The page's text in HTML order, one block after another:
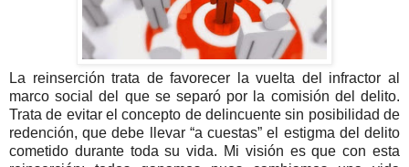
La reinserción trata de favorecer la vuelta del infractor al
marco social del que se separó por la comisión del delito.
Trata de evitar el concepto de delincuente sin posibilidad de
redención, que debe llevar “a cuestas” el estigma del delito
cometido durante toda su vida. Mi visión es que con esta